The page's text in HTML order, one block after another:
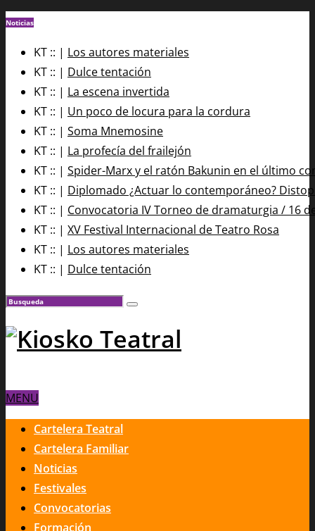
Noticias
KT :: | Los autores materiales
KT :: | Dulce tentación
KT :: | La escena invertida
KT :: | Un poco de locura para la cordura
KT :: | Soma Mnemosine
KT :: | La profecía del frailejón
KT :: | Spider-Marx y el ratón Bakunin en el último
KT :: | Diplomado ¿Actuar lo contemporáneo?
KT :: | Convocatoria IV Torneo de dramaturgia / 16
KT :: | XV Festival Internacional de Teatro Rosa
KT :: | Los autores materiales
KT :: | Dulce tentación
MENU
Cartelera Teatral
Cartelera Familiar
Noticias
Festivales
Convocatorias
Formación